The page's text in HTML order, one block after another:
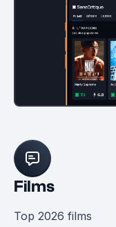
Films
Top 2026 films